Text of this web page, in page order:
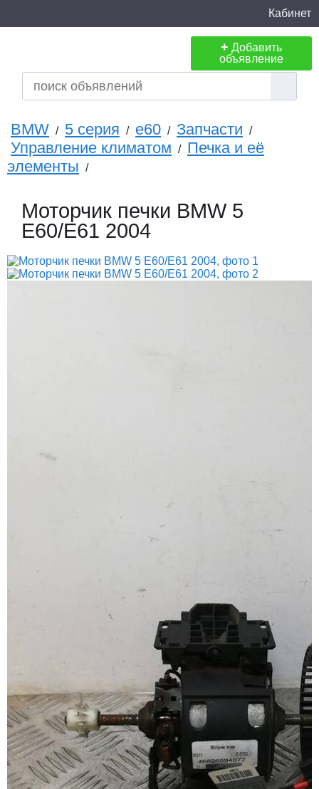
Кабинет
+ Добавить
объявление
BMW / 5 серия / e60 / Запчасти /
Управление климатом / Печка и её
элементы /
Моторчик печки BMW 5
E60/E61 2004